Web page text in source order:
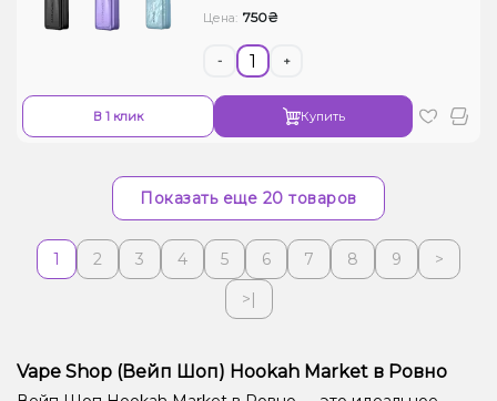
Цена: 750₴
- +
В 1 клик Купить
Показать еще 20 товаров
1 2 3 4 5 6 7 8 9
>
>|
Vape Shop (Вейп Шоп) Hookah Market в Ровно